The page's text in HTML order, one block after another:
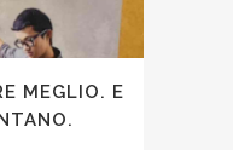
MEGLIO. E